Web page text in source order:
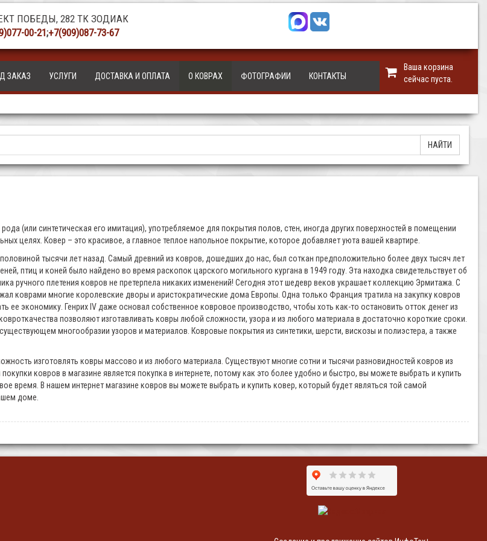
ПОБЕДЫ, 282 ТК ЗОДИАК
00-21;+7(909)087-73-67
ЗАКАЗ УСЛУГИ ДОСТАВКА И ОПЛАТА О КОВРАХ ФОТОГРАФИИ КОНТАКТЫ
Ваша корзина
сейчас пуста.
(или синтетическая его имитация), употребляемое для покрытия полов, стен, иногда других поверхностей в помещении
целях. Ковер – это красивое, а главное теплое напольное покрытие, которое добавляет уюта вашей квартире.
тысячи лет назад. Самый древний из ковров, дошедших до нас, был соткан предположительно более двух тысяч лет
птиц и коней было найдено во время раскопок царского могильного кургана в 1949 году. Эта находка свидетельствует об
ручного плетения ковров не претерпела никаких изменений! Сегодня этот шедевр веков украшает коллекцию Эрмитажа. С
коврами многие королевские дворы и аристократические дома Европы. Одна только Франция тратила на закупку ковров
ее экономику. Генрих IV даже основал собственное ковровое производство, чтобы хоть как-то остановить отток денег из
позволяют изготавливать ковры любой сложности, узора и из любого материала в достаточно короткие сроки.
многообразии узоров и материалов. Ковровые покрытия из синтетики, шерсти, вискозы и полиэстера, а также
изготовлять ковры массово и из любого материала. Существуют многие сотни и тысячи разновидностей ковров из
ковров в магазине является покупка в интернете, потому как это более удобно и быстро, вы можете выбрать и купить
время. В нашем интернет магазине ковров вы можете выбрать и купить ковер, который будет являться той самой
доме.